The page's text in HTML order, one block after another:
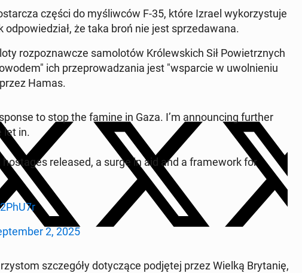
części do my­śliw­ców F-35, które Izrael wy­ko­rzy­stu­je
że taka broń nie jest sprze­da­wa­na.
roz­po­znaw­cze sa­mo­lo­tów Kró­lew­skich Sił Po­wietrz­nych
ich prze­pro­wa­dza­nia jest "wspar­cie w uwol­nie­niu
Hamas.
to stop the famine in Gaza. I’m an­no­un­cing further
let in.
re­le­ased, a surge in aid and a fra­me­work for
2, 2025
szcze­gó­ły do­ty­czą­ce pod­ję­tej przez Wielką Bry­ta­nię,